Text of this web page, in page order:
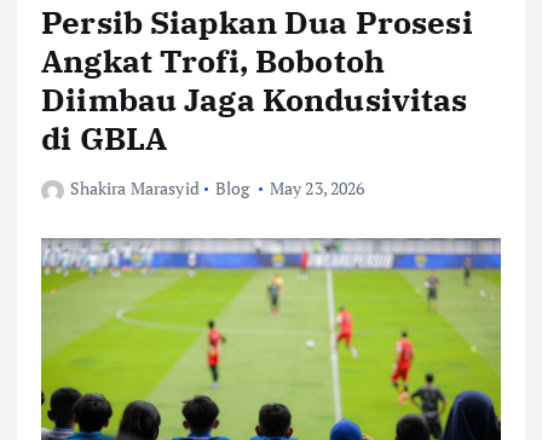
Persib Siapkan Dua Prosesi
Angkat Trofi, Bobotoh
Diimbau Jaga Kondusivitas
di GBLA
Shakira Marasyid Blog May 23, 2026